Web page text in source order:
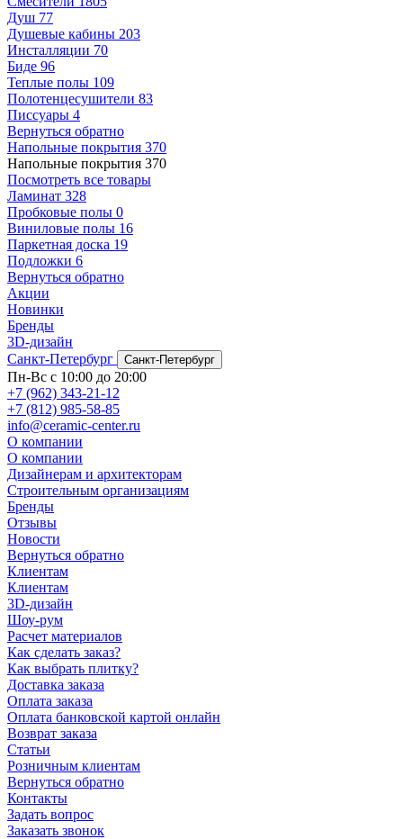
Душ 77
Душевые кабины 203
Инсталляции 70
Биде 96
Теплые полы 109
Полотенцесушители 83
Писсуары 4
Вернуться обратно
Напольные покрытия 370
Напольные покрытия 370
Посмотреть все товары
Ламинат 328
Пробковые полы 0
Виниловые полы 16
Паркетная доска 19
Подложки 6
Вернуться обратно
Акции
Новинки
Бренды
3D-дизайн
Санкт-Петербург
Санкт-Петербург
Пн-Вс с 10:00 до 20:00
+7 (962) 343-21-12
+7 (812) 985-58-85
info@ceramic-center.ru
О компании
О компании
Дизайнерам и архитекторам
Строительным организациям
Бренды
Отзывы
Новости
Вернуться обратно
Клиентам
Клиентам
3D-дизайн
Шоу-рум
Расчет материалов
Как сделать заказ?
Как выбрать плитку?
Доставка заказа
Оплата заказа
Оплата банковской картой онлайн
Возврат заказа
Статьи
Розничным клиентам
Вернуться обратно
Контакты
Задать вопрос
Заказать звонок